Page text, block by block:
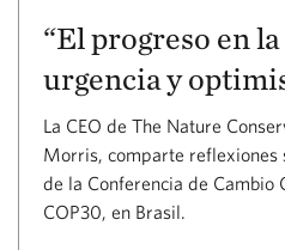
“El progreso en
urgencia y
La CEO de The Nature
Morris, comparte reflexiones
de la Conferencia de Cambio
COP30, en Brasil.